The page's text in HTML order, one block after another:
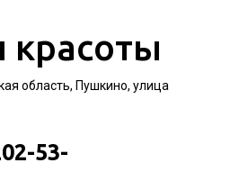
красоты
область, Пушкино, улица
53-